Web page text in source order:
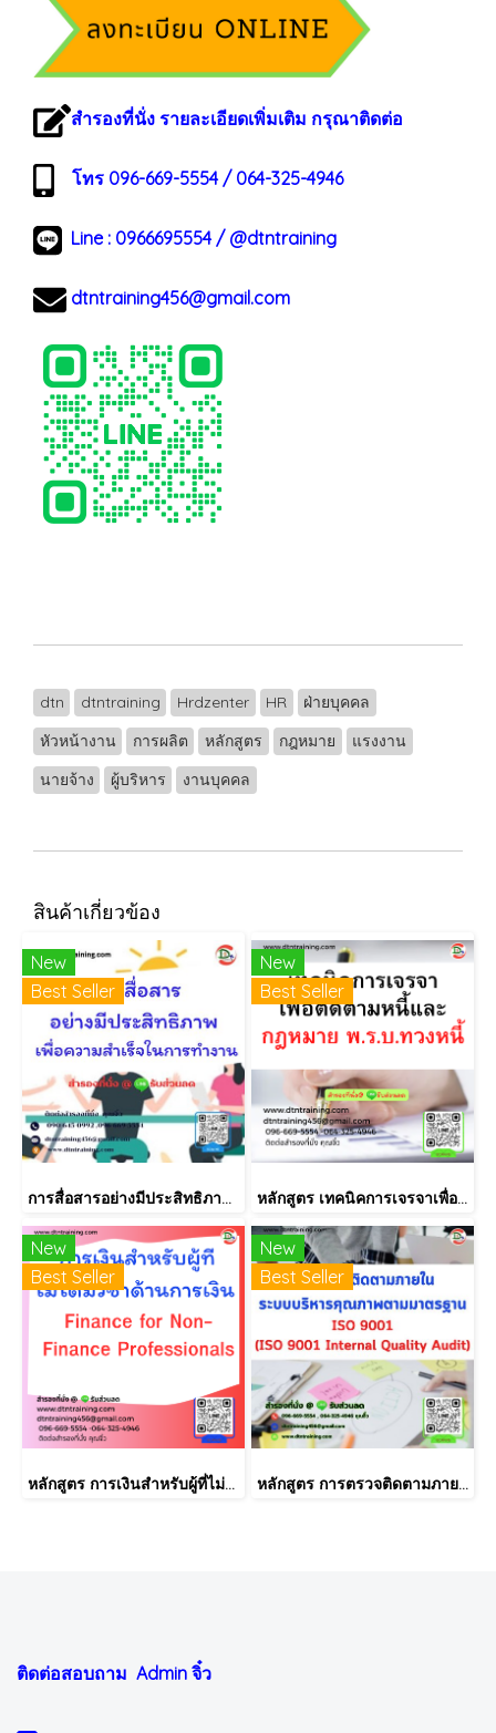
สำรองที่นั่ง รายละเอียดเพิ่มเติม กรุณาติดต่อ
โทร 096-669-5554 / 064-325-4946
Line : 0966695554/ @dtntraining
dtntraining456@gmail.com
dtn dtntraining Hrdzenter HR
ฝ่ายบุคคล
หัวหน้างาน
การผลิต หลักสูตร กฎหมาย
แรงงาน
นายจ้าง
ผู้บริหาร งานบุคคล
สินค้าเกี่ยวข้อง
New
Best Seller
การสื่อสารอย่างมีประสิทธิภาพ เพื่อความสำเร็จในการทำงาน
New
Best Seller
หลักสูตร เทคนิคการเจรจาเพื่อติดตามหนี้และกฎหมาย พ.ร.บ.ทวงหนี้
New
Best Seller
หลักสูตร การเงินสำหรับผู้ที่ไม่ได้มีวิชาชีพด้านการเงิน (Finance for Non-Finance Professionals)
New
Best Seller
หลักสูตร การตรวจติดตามภายใน INTERNAL AUDIT ISO9001:2015
ติดต่อสอบถาม Admin จิ๋ว